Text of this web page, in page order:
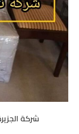
شركة